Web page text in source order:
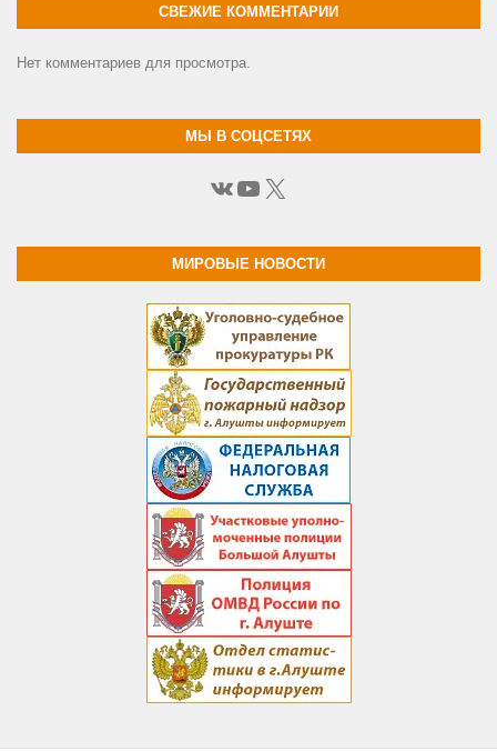
СВЕЖИЕ КОММЕНТАРИИ
Нет комментариев для просмотра.
МЫ В СОЦСЕТЯХ
ВКонтакте
YouTube
X
МИРОВЫЕ НОВОСТИ